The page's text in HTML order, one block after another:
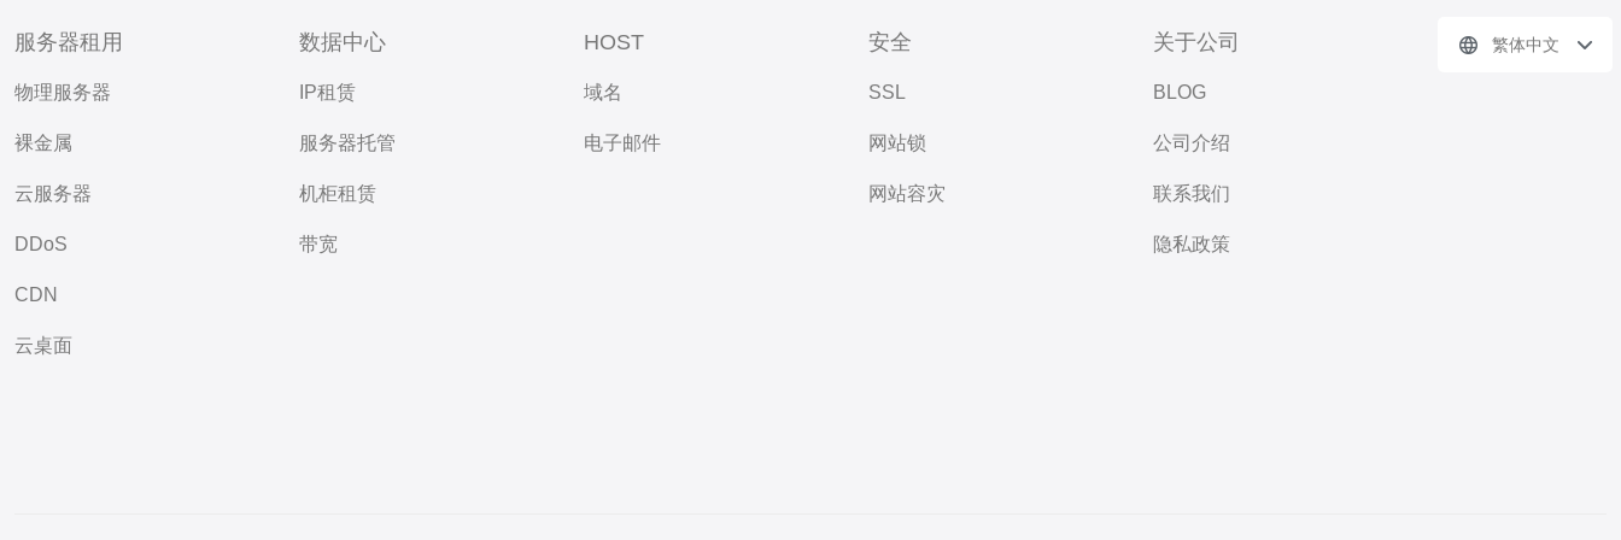
服务器租用
物理服务器
裸金属
云服务器
DDoS
CDN
云桌面
数据中心
IP租赁
服务器托管
机柜租赁
带宽
HOST
域名
电子邮件
安全
SSL
网站锁
网站容灾
关于公司
BLOG
公司介绍
联系我们
隐私政策
繁体中文